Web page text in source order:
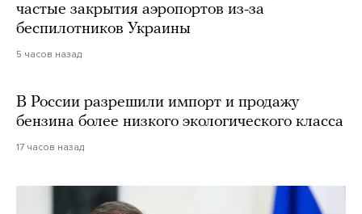
частые закрытия аэропортов из-за
беспилотников Украины
5 часов назад
В России разрешили импорт и продажу
бензина более низкого экологического класса
17 часов назад